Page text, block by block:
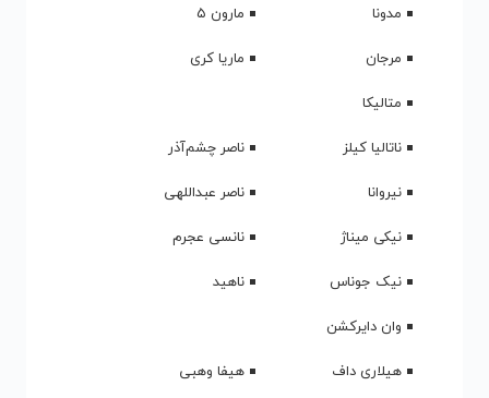
مدونا
مارون ۵
مرجان
ماریا کری
متالیکا
ناتالیا کیلز
ناصر چشم‌آذر
نیروانا
ناصر عبداللهی
نیکی میناژ
نانسی عجرم
نیک جوناس
ناهید
وان دایرکشن
هیلاری داف
هیفا وهبی